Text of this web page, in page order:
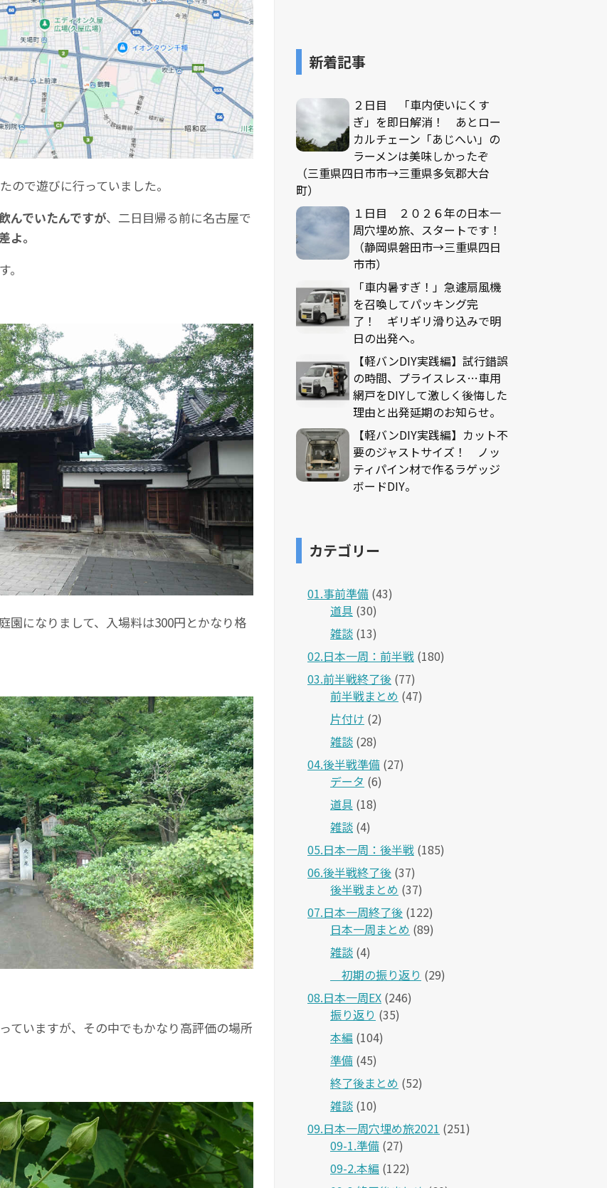
ので遊びに行っていました。
んでいたんですが、二日目帰る前に名古屋で
よ。
園になりまして、入場料は300円とかなり格
ていますが、その中でもかなり高評価の場所
新着記事
２日目 「車内使いにくす
ぎ」を即日解消！ あとロー
カルチェーン「あじへい」の
ラーメンは美味しかったぞ
（三重県四日市市→三重県多気郡大台
町）
１日目 ２０２６年の日本一
周穴埋め旅、スタートです！
（静岡県磐田市→三重県四日
市市）
「車内暑すぎ！」急遽扇風機
を召喚してパッキング完
了！ ギリギリ滑り込みで明
日の出発へ。
【軽バンDIY実践編】試行錯誤
の時間、プライスレス…車用
網戸をDIYして激しく後悔した
理由と出発延期のお知らせ。
【軽バンDIY実践編】カット不
要のジャストサイズ！ ノッ
ティパイン材で作るラゲッジ
ボードDIY。
カテゴリー
01.事前準備 (43)
道具 (30)
雑談 (13)
02.日本一周：前半戦 (180)
03.前半戦終了後 (77)
前半戦まとめ (47)
片付け (2)
雑談 (28)
04.後半戦準備 (27)
データ (6)
道具 (18)
雑談 (4)
05.日本一周：後半戦 (185)
06.後半戦終了後 (37)
後半戦まとめ (37)
07.日本一周終了後 (122)
日本一周まとめ (89)
雑談 (4)
＿初期の振り返り (29)
08.日本一周EX (246)
振り返り (35)
本編 (104)
準備 (45)
終了後まとめ (52)
雑談 (10)
09.日本一周穴埋め旅2021 (251)
09-1.準備 (27)
09-2.本編 (122)